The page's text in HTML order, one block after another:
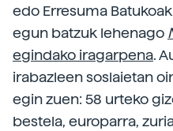
edo Erresuma
egun batzuk lehenago
egindako iragarpena.
irabazleen soslaietan
egin zuen: 58 urteko
bestela, europarra,